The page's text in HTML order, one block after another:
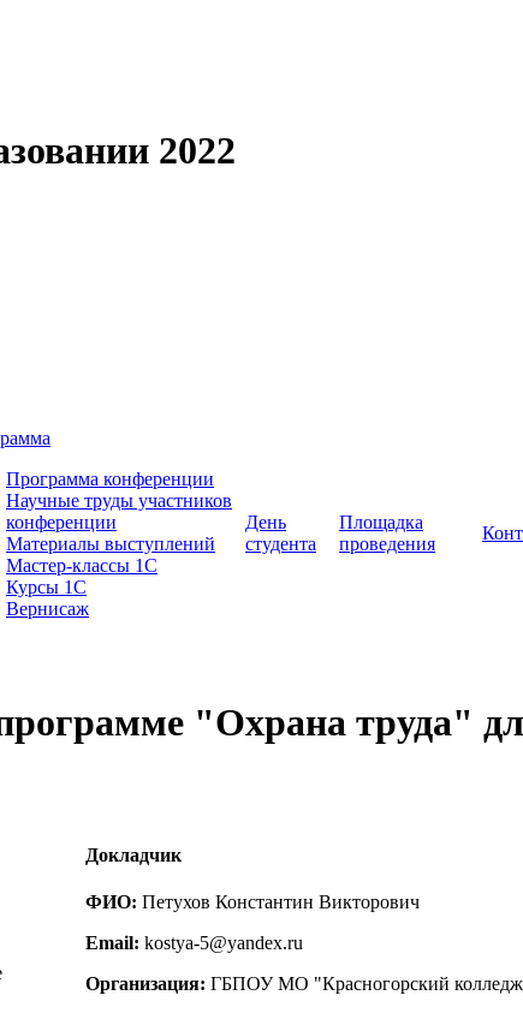
2022
Программа конференции
Научные труды участников
конференции
Материалы выступлений
Мастер-классы 1С
Курсы 1С
Вернисаж
День
студента
Площадка
проведения
"Охрана труда"
Докладчик
ФИО: Петухов Константин Викторович
Email: kostya-5@yandex.ru
Организация: ГБПОУ МО "Красногорский